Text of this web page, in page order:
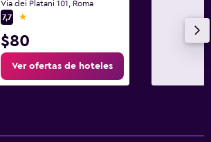
Via dei Platani 101, Roma
7,7
1 estrella
$80
Ver ofertas de hoteles